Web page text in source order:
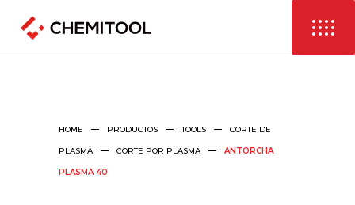
HOME PRODUCTOS TOOLS CORTE DE
PLASMA CORTE POR PLASMA ANTORCHA
PLASMA 40